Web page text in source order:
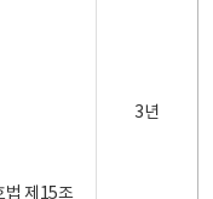
법 제15조
3년